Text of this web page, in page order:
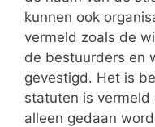
kunnen ook
vermeld zoals de
de bestuurders en
gevestigd. Het is
statuten is vermeld
alleen gedaan